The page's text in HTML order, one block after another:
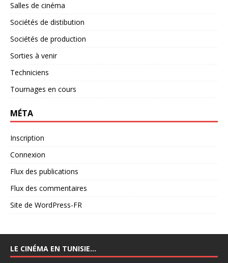
Salles de cinéma
Sociétés de distibution
Sociétés de production
Sorties à venir
Techniciens
Tournages en cours
MÉTA
Inscription
Connexion
Flux des publications
Flux des commentaires
Site de WordPress-FR
LE CINÉMA EN TUNISIE…